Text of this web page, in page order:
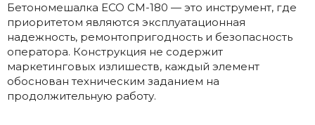
Бетономешалка ECO CM-180 — это инструмент, где
приоритетом являются эксплуатационная
надежность, ремонтопригодность и безопасность
оператора. Конструкция не содержит
маркетинговых излишеств, каждый элемент
обоснован техническим заданием на
продолжительную работу.